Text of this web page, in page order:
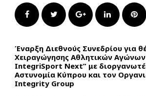
FacebookTwitter Google+LinkedIn
Έναρξη Διεθνούς Συνεδρίου για
Χειραγώγησης Αθλητικών
IntegriSport Next” με
Αστυνομία Κύπρου και τoν
Integrity Group